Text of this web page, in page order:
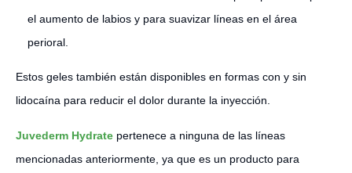
el aumento de labios y para suavizar líneas en el área
perioral.
Estos geles también están disponibles en formas con y sin
lidocaína para reducir el dolor durante la inyección.
Juvederm Hydrate pertenece a ninguna de las líneas
mencionadas anteriormente, ya que es un producto para